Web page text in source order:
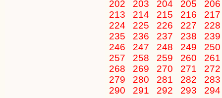
202
203 204 205
213
214 215 216
224
225 226 227
235
236 237 238
246
247 248 249
257
258 259 260
268
269 270 271
279
280 281 282
290
291 292 293